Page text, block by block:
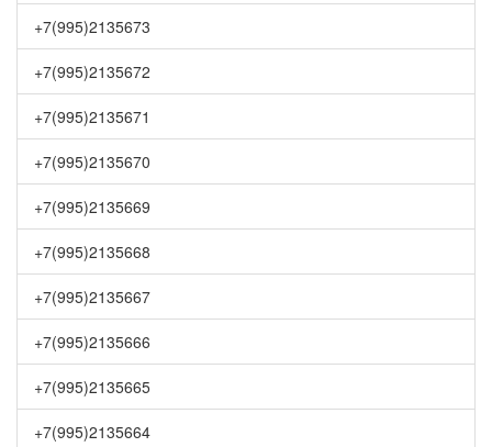
+7(995)2135673
+7(995)2135672
+7(995)2135671
+7(995)2135670
+7(995)2135669
+7(995)2135668
+7(995)2135667
+7(995)2135666
+7(995)2135665
+7(995)2135664